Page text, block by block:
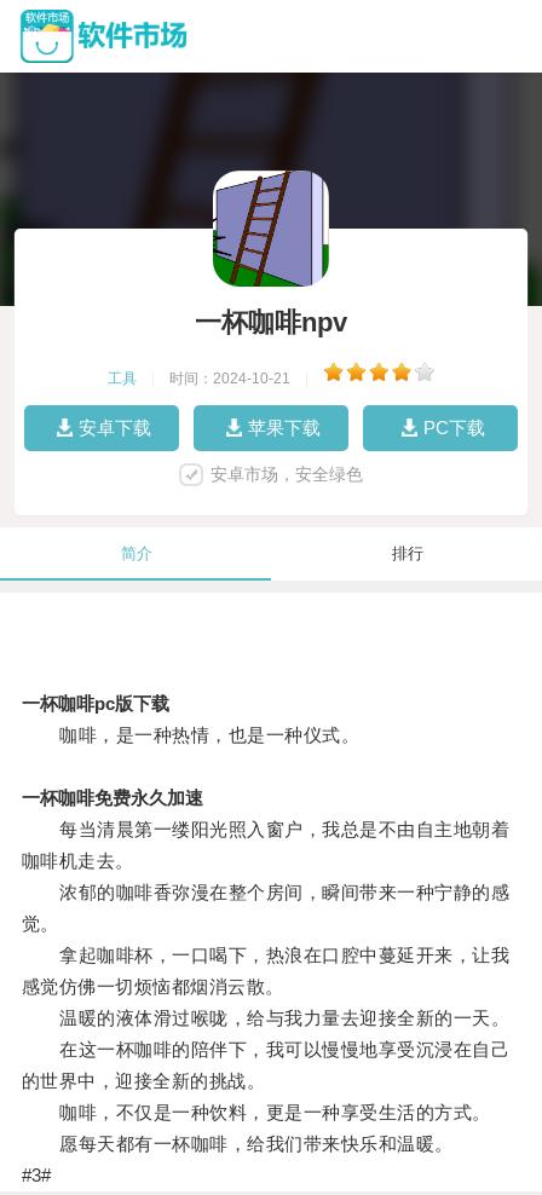
一杯咖啡npv
工具 时间：2024-10-21
安卓下载 苹果下载 PC下载
安卓市场，安全绿色
简介 排行
一杯咖啡pc版下载
咖啡，是一种热情，也是一种仪式。
一杯咖啡免费永久加速
每当清晨第一缕阳光照入窗户，我总是不由自主地朝着
咖啡机走去。
浓郁的咖啡香弥漫在整个房间，瞬间带来一种宁静的感
觉。
拿起咖啡杯，一口喝下，热浪在口腔中蔓延开来，让我
感觉仿佛一切烦恼都烟消云散。
温暖的液体滑过喉咙，给与我力量去迎接全新的一天。
在这一杯咖啡的陪伴下，我可以慢慢地享受沉浸在自己
的世界中，迎接全新的挑战。
咖啡，不仅是一种饮料，更是一种享受生活的方式。
愿每天都有一杯咖啡，给我们带来快乐和温暖。
#3#